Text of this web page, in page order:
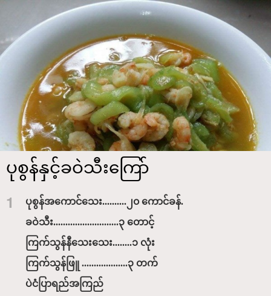
ပုစွန်နှင့်ခဝဲသီးကြော်
1
ပုစွန်အကောင်သေး..........၂၀ ကောင်ခန်.
ခဝဲသီး...........................၃ တောင့်
ကြက်သွန်နီသေးသေး........၁ လုံး
ကြက်သွန်ဖြူ ...................၃ တက်
ပဲငံပြာရည်အကြည်